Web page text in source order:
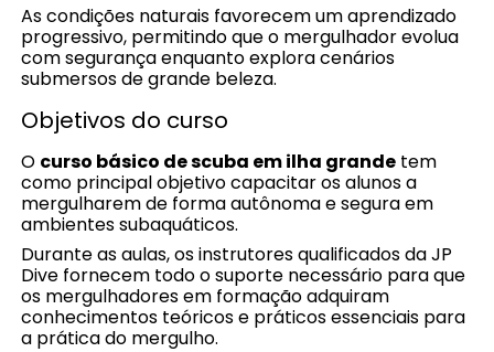
As condições naturais favorecem um aprendizado
progressivo, permitindo que o mergulhador evolua
com segurança enquanto explora cenários
submersos de grande beleza.
Objetivos do curso
O curso básico de scuba em ilha grande tem
como principal objetivo capacitar os alunos a
mergulharem de forma autônoma e segura em
ambientes subaquáticos.
Durante as aulas, os instrutores qualificados da JP
Dive fornecem todo o suporte necessário para que
os mergulhadores em formação adquiram
conhecimentos teóricos e práticos essenciais para
a prática do mergulho.